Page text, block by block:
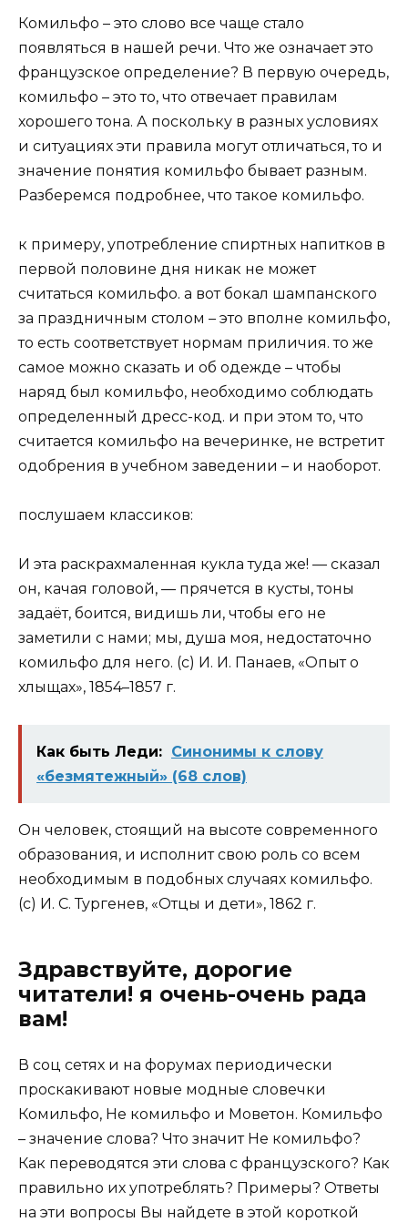
Комильфо – это слово все чаще стало
появляться в нашей речи. Что же означает это
французское определение? В первую очередь,
комильфо – это то, что отвечает правилам
хорошего тона. А поскольку в разных условиях
и ситуациях эти правила могут отличаться, то и
значение понятия комильфо бывает разным.
Разберемся подробнее, что такое комильфо.
к примеру, употребление спиртных напитков в
первой половине дня никак не может
считаться комильфо. а вот бокал шампанского
за праздничным столом – это вполне комильфо,
то есть соответствует нормам приличия. то же
самое можно сказать и об одежде – чтобы
наряд был комильфо, необходимо соблюдать
определенный дресс-код. и при этом то, что
считается комильфо на вечеринке, не встретит
одобрения в учебном заведении – и наоборот.
послушаем классиков:
И эта раскрахмаленная кукла туда же! — сказал
он, качая головой, — прячется в кусты, тоны
задаёт, боится, видишь ли, чтобы его не
заметили с нами; мы, душа моя, недостаточно
комильфо для него. (с) И. И. Панаев, «Опыт о
хлыщах», 1854–1857 г.
Как быть Леди: Синонимы к слову
«безмятежный» (68 слов)
Он человек, стоящий на высоте современного
образования, и исполнит свою роль со всем
необходимым в подобных случаях комильфо.
(с) И. С. Тургенев, «Отцы и дети», 1862 г.
Здравствуйте, дорогие
читатели! я очень-очень рада
вам!
В соц сетях и на форумах периодически
проскакивают новые модные словечки
Комильфо, Не комильфо и Моветон. Комильфо
– значение слова? Что значит Не комильфо?
Как переводятся эти слова с французского? Как
правильно их употреблять? Примеры? Ответы
на эти вопросы Вы найдете в этой короткой